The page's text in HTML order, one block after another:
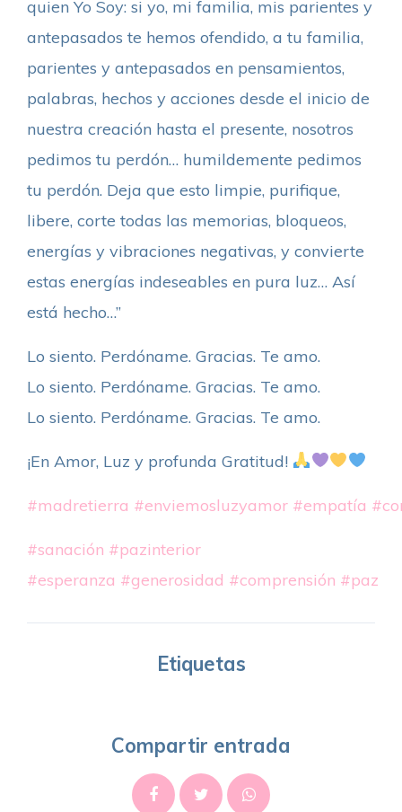
quien Yo Soy: si yo, mi familia, mis parientes y
antepasados te hemos ofendido, a tu familia,
parientes y antepasados en pensamientos,
palabras, hechos y acciones desde el inicio de
nuestra creación hasta el presente, nosotros
pedimos tu perdón… humildemente pedimos
tu perdón. Deja que esto limpie, purifique,
libere, corte todas las memorias, bloqueos,
energías y vibraciones negativas, y convierte
estas energías indeseables en pura luz… Así
está hecho…”
Lo siento. Perdóname. Gracias. Te amo.
Lo siento. Perdóname. Gracias. Te amo.
Lo siento. Perdóname. Gracias. Te amo.
¡En Amor, Luz y profunda Gratitud!
#madretierra #enviemosluzyamor #empatía
#sanación #pazinterior
#esperanza #generosidad #comprensión #paz
Etiquetas
Compartir entrada